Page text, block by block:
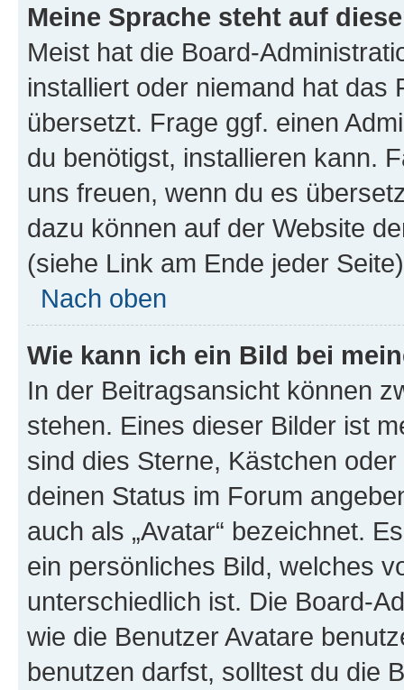
Meine Sprache steht auf
Meist hat die Board-
installiert oder niemand hat das
übersetzt. Frage ggf. einen
du benötigst, installieren kann.
uns freuen, wenn du es
dazu können auf der Website
(siehe Link am Ende jeder
Nach oben
Wie kann ich ein Bild bei
In der Beitragsansicht können
stehen. Eines dieser Bilder ist
sind dies Sterne, Kästchen
deinen Status im Forum
auch als „Avatar“ bezeichnet.
ein persönliches Bild, welches
unterschiedlich ist. Die Board-
wie die Benutzer Avatare
benutzen darfst, solltest du die